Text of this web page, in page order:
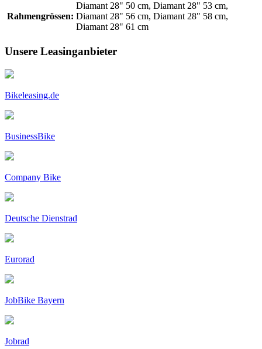
Rahmengrössen:
Diamant 28" 50 cm, Diamant 28" 53 cm,
Diamant 28" 56 cm, Diamant 28" 58 cm,
Diamant 28" 61 cm
Unsere Leasinganbieter
Bikeleasing.de
BusinessBike
Company Bike
Deutsche Dienstrad
Eurorad
JobBike Bayern
Jobrad